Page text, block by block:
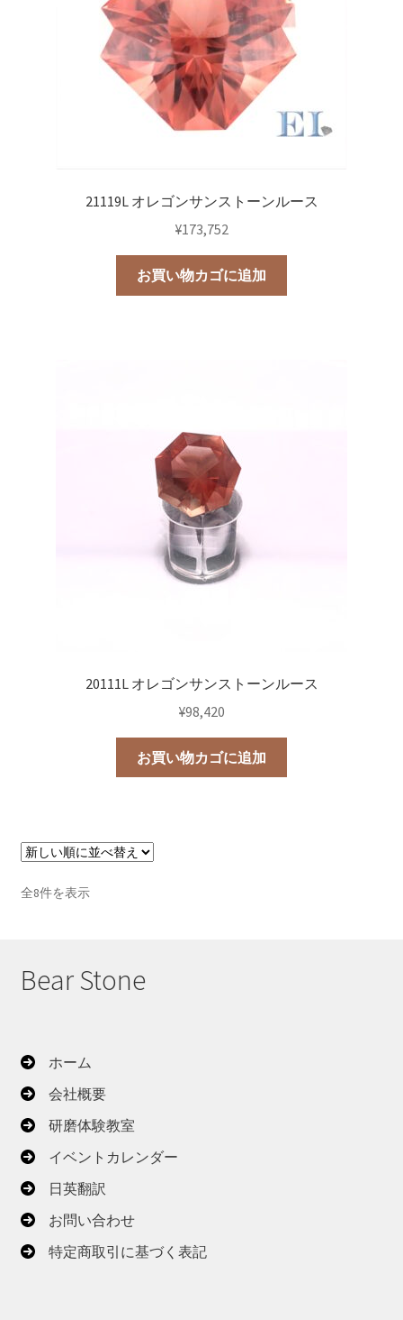
21119L オレゴンサンストーンルース
¥173,752
お買い物カゴに追加
20111L オレゴンサンストーンルース
¥98,420
お買い物カゴに追加
全8件を表示新
Bear Stone
ホーム
会社概要
研磨体験教室
イベントカレンダー
日英翻訳
お問い合わせ
特定商取引に基づく表記